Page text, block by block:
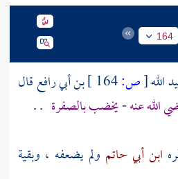
164
الله[ص: بن أبي رافعقال
الله عنه - يخضب بالصفرة . .
ابن أبي حاتم ولم يضعفه ، وبقية